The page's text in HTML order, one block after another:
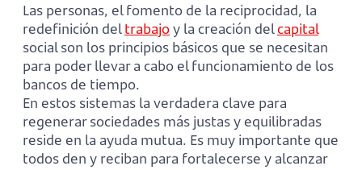
Las personas, el fomento de la reciprocidad, la
redefinición deltrabajoy la creación delcapital
social son los principios básicos que se necesitan
para poder llevar a cabo el funcionamiento de los
bancos de tiempo.
En estos sistemas la verdadera clave para
regenerar sociedades más justas y equilibradas
reside en la ayuda mutua. Es muy importante que
todos den y reciban para fortalecerse y alcanzar